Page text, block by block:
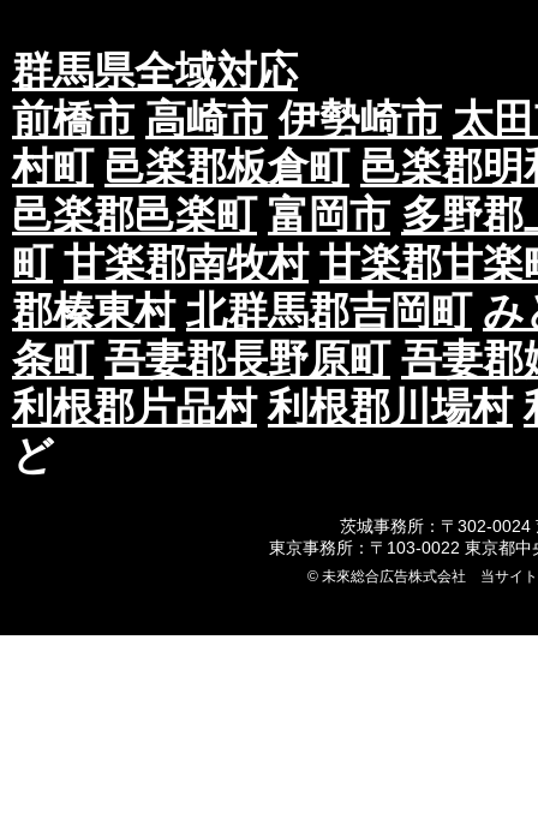
群馬県全域対応
前橋市 高崎市 伊勢崎市 太
村町 邑楽郡板倉町 邑楽郡明
邑楽郡邑楽町 富岡市 多野郡
町 甘楽郡南牧村 甘楽郡甘楽
郡榛東村 北群馬郡吉岡町 み
条町 吾妻郡長野原町 吾妻郡
利根郡片品村 利根郡川場村
ど
茨城事務所：〒302-0024
東京事務所：〒103-0022 東京都
© 未來総合広告株式会社 当サイ